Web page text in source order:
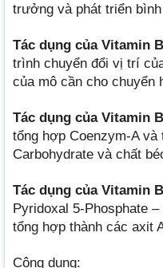
trưởng và phát triển
Tác dụng của Vitamin
trình chuyển đổi vị trí
của mô cần cho chuyển
Tác dụng của Vitamin
tổng hợp Coenzym-A và
Carbohydrate và chất
Tác dụng của Vitamin
Pyridoxal 5-Phosphate
tổng hợp thành các axit
Công dụng: